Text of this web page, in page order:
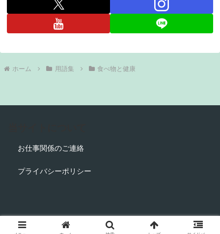
ホーム 用語集 食べ物と健康
お仕事関係のご連絡
プライバシーポリシー
© 2018 管栄通宝【管理栄養士国家試験対策】.